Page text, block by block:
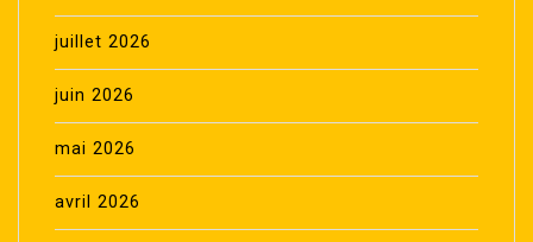
juillet 2026
juin 2026
mai 2026
avril 2026